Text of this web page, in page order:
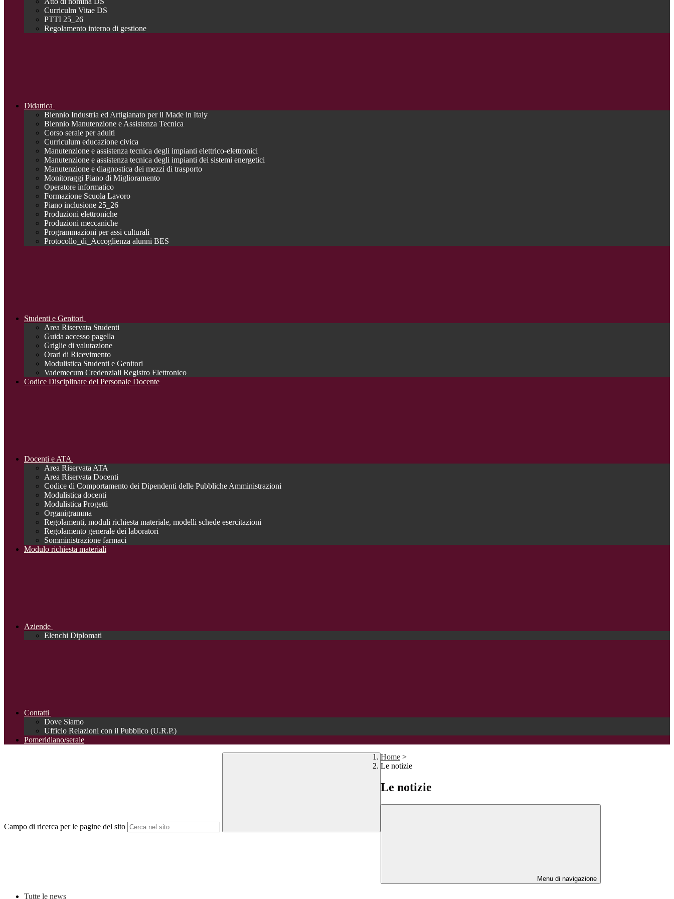
Curriculm Vitae DS
PTTI 25_26
Regolamento interno di gestione
Didattica
Biennio Industria ed Artigianato per il Made in Italy
Biennio Manutenzione e Assistenza Tecnica
Corso serale per adulti
Curriculum educazione civica
Manutenzione e assistenza tecnica degli impianti elettrico-elettronici
Manutenzione e assistenza tecnica degli impianti dei sistemi energetici
Manutenzione e diagnostica dei mezzi di trasporto
Monitoraggi Piano di Miglioramento
Operatore informatico
Formazione Scuola Lavoro
Piano inclusione 25_26
Produzioni elettroniche
Produzioni meccaniche
Programmazioni per assi culturali
Protocollo_di_Accoglienza alunni BES
Studenti e Genitori
Area Riservata Studenti
Guida accesso pagella
Griglie di valutazione
Orari di Ricevimento
Modulistica Studenti e Genitori
Vademecum Credenziali Registro Elettronico
Codice Disciplinare del Personale Docente
Docenti e ATA
Area Riservata ATA
Area Riservata Docenti
Codice di Comportamento dei Dipendenti delle Pubbliche Amministrazioni
Modulistica docenti
Modulistica Progetti
Organigramma
Regolamenti, moduli richiesta materiale, modelli schede esercitazioni
Regolamento generale dei laboratori
Somministrazione farmaci
Modulo richiesta materiali
Aziende
Elenchi Diplomati
Contatti
Dove Siamo
Ufficio Relazioni con il Pubblico (U.R.P.)
Pomeridiano/serale
Campo di ricerca per le pagine del sito
Home >
Le notizie
Le notizie
Menu di navigazione
Tutte le news